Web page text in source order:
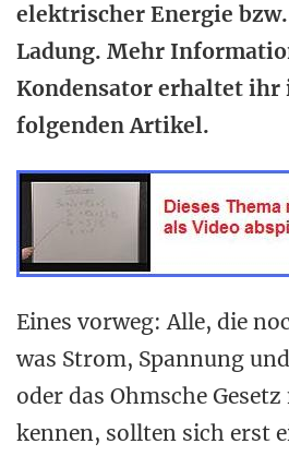
elektrischer Energie
Ladung. Mehr
Kondensator erhaltet ihr
folgenden Artikel.
Eines vorweg: Alle, die
was Strom, Spannung
oder das Ohmsche
kennen, sollten sich erst